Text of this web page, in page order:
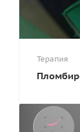
Терапия